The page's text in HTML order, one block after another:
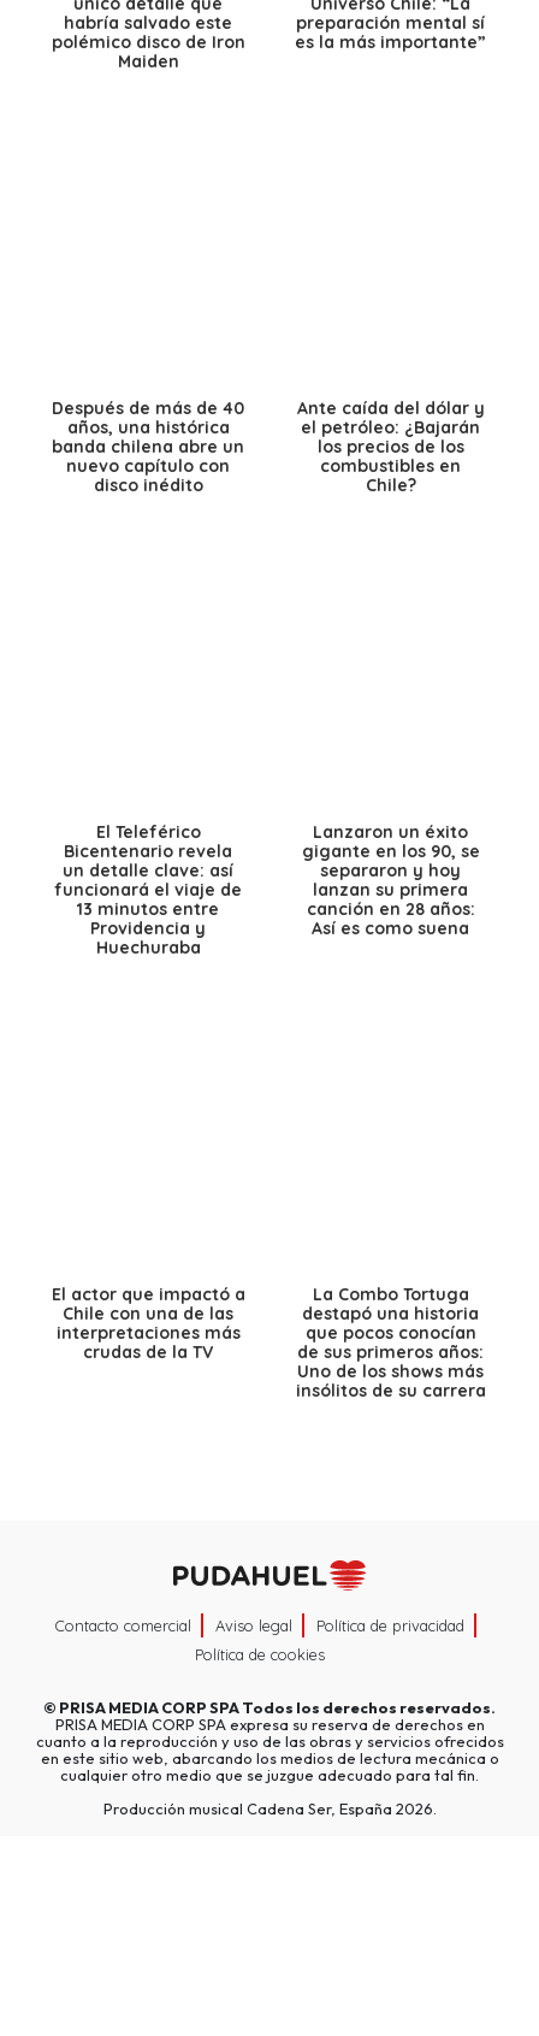
habría salvado este
polémico disco de Iron
Maiden
preparación mental sí
es la más importante”
Después de más de 40
años, una histórica
banda chilena abre un
nuevo capítulo con
disco inédito
Ante caída del dólar y
el petróleo: ¿Bajarán
los precios de los
combustibles en
Chile?
El Teleférico
Bicentenario revela
un detalle clave: así
funcionará el viaje de
13 minutos entre
Providencia y
Huechuraba
Lanzaron un éxito
gigante en los 90, se
separaron y hoy
lanzan su primera
canción en 28 años:
Así es como suena
El actor que impactó a
Chile con una de las
interpretaciones más
crudas de la TV
La Combo Tortuga
destapó una historia
que pocos conocían
de sus primeros años:
Uno de los shows más
insólitos de su carrera
Contacto comercial Aviso legal
Política de privacidad
Política de cookies
© PRISA MEDIA CORP SPATodos los derechos reservados.
PRISA MEDIA CORP SPA expresa su reserva de derechos en
cuanto a la reproducción y uso de las obras y servicios ofrecidos
en este sitio web, abarcando los medios de lectura mecánica o
cualquier otro medio que se juzgue adecuado para tal fin.
Producción musical Cadena Ser, España 2026.